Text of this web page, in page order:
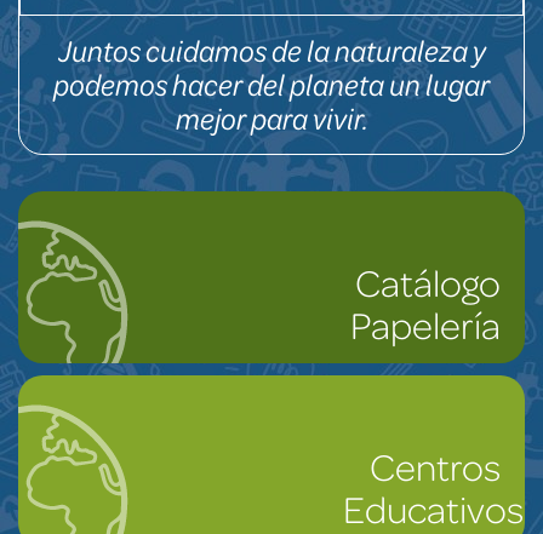
Juntos cuidamos de la naturaleza y
podemos hacer del planeta un lugar
mejor para vivir.
Catálogo
Papelería
Centros
Educativos